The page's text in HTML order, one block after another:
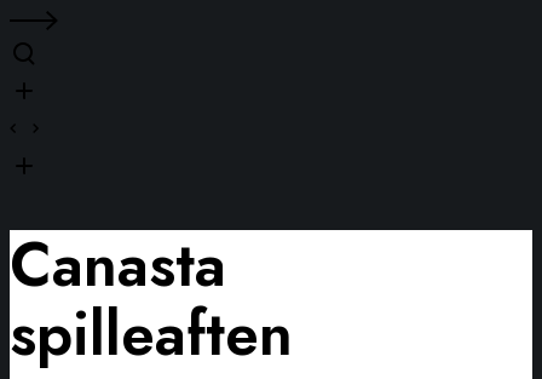
Canasta
spilleaften